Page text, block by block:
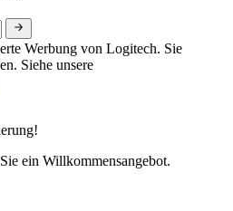
Werbung von Logitech. Sie
Siehe unsere
ein Willkommensangebot.